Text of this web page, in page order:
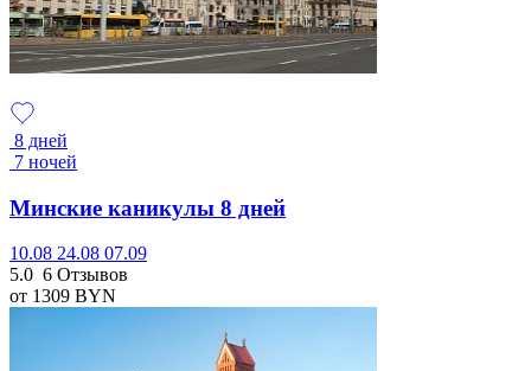
8 дней
7 ночей
Минские каникулы 8 дней
10.08 24.08 07.09
5.0 6 Отзывов
от 1309 BYN